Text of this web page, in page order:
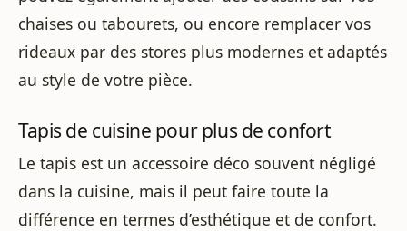
chaises ou tabourets, ou encore remplacer vos
rideaux par des stores plus modernes et adaptés
au style de votre pièce.
Tapis de cuisine pour plus de confort
Le tapis est un accessoire déco souvent négligé
dans la cuisine, mais il peut faire toute la
différence en termes d’esthétique et de confort.